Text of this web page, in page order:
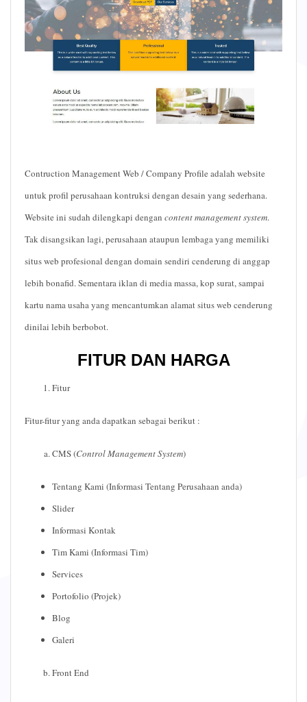
Contruction Management Web / Company Profile adalah website
untuk profil perusahaan kontruksi dengan desain yang sederhana.
Website ini sudah dilengkapi dengan content management system.
Tak disangsikan lagi, perusahaan ataupun lembaga yang memiliki
situs web profesional dengan domain sendiri cenderung di anggap
lebih bonafid. Sementara iklan di media massa, kop surat, sampai
kartu nama usaha yang mencantumkan alamat situs web cenderung
dinilai lebih berbobot.
FITUR DAN HARGA
Fitur
Fitur-fitur yang anda dapatkan sebagai berikut :
CMS (Control Management System)
Tentang Kami (Informasi Tentang Perusahaan anda)
Slider
Informasi Kontak
Tim Kami (Informasi Tim)
Services
Portofolio (Projek)
Blog
Galeri
Front End